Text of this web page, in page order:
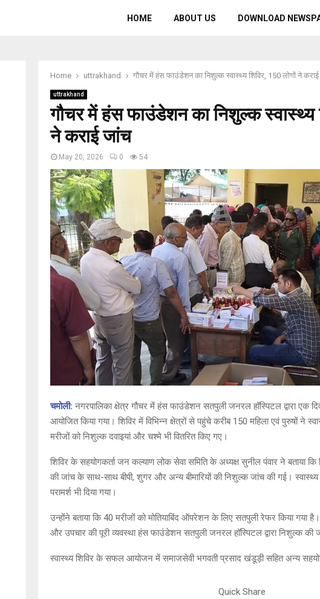
HOME ABOUT US DOWNLOAD
Home uttrakhand गौचर में हंस फाउंडेशन का निशुल्क स्वास्थ्य शिविर, 150 लोगों ने
uttrakhand
गौचर में हंस फाउंडेशन का निशुल्क स्वास्थ्य
ने कराई जांच
May 20, 2026 0 54
चमोली: नगरपालिका क्षेत्र गौचर में हंस फाउंडेशन सतपुली जनरल हॉस्पिटल द्वारा एक
आयोजित किया गया। शिविर में विभिन्न क्षेत्रों से पहुंचे करीब 150 महिला एवं पुरुषों ने
मरीजों को निशुल्क दवाइयां और चश्मे भी वितरित किए गए।
शिविर के सहयोगकर्ताजन कल्याण लोक सेवा समितिके अध्यक्ष सुनील पंवार ने बताया कि
की जांच के साथ-साथ बीपी, शुगर और अन्य बीमारियों की निशुल्क जांच की गई। स्वास्थ्य
परामर्श भी दिया गया।
उन्होंने बताया कि 40 मरीजों को मोतियाबिंद ऑपरेशन के लिए सतपुली रेफर किया
और उपचार की पूरी व्यवस्था हंस फाउंडेशन सतपुली जनरल हॉस्पिटल द्वारा निशुल्क की
स्वास्थ्य शिविर के सफल आयोजन में समाजसेवी भगवती प्रसाद खंडूड़ी सहित अन्य
Quick Share